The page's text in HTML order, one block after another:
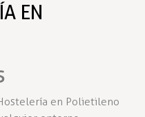
EN
en Polietileno